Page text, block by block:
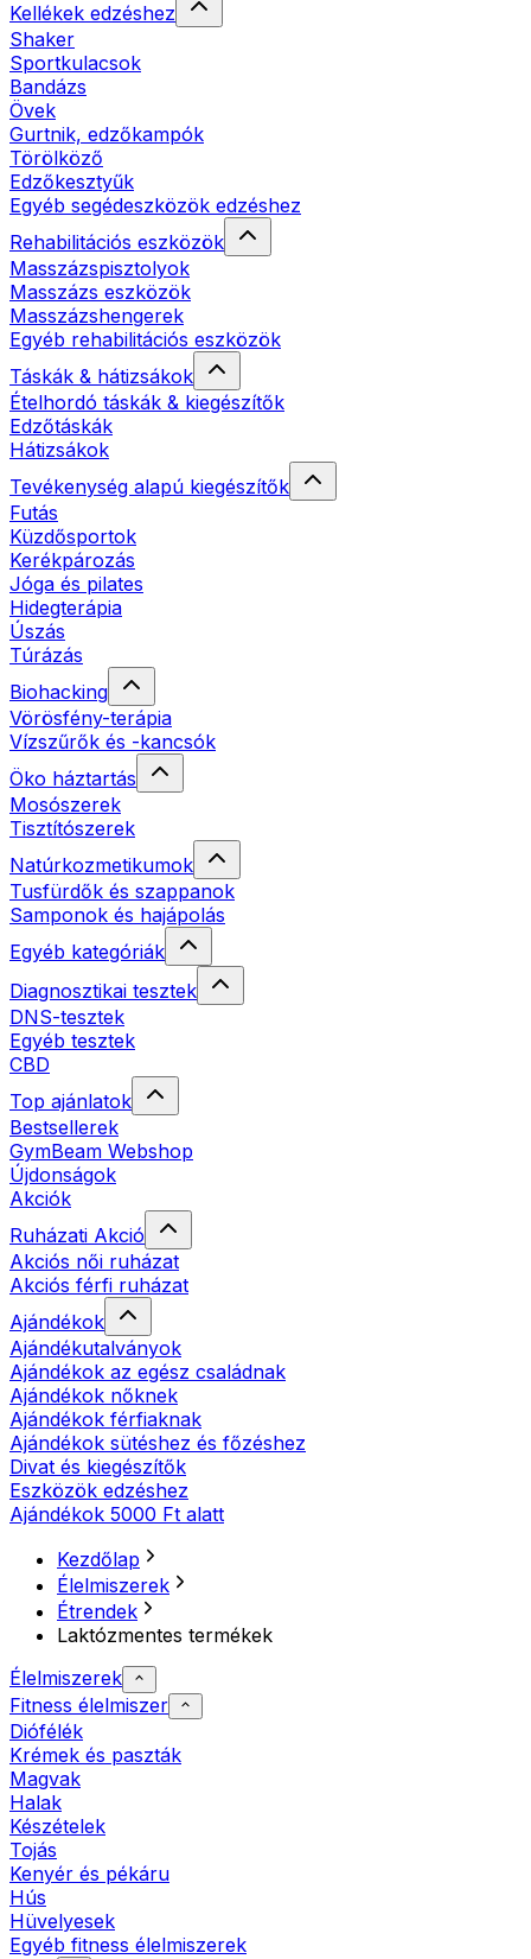
Kellékek edzéshez
Shaker
Sportkulacsok
Bandázs
Övek
Gurtnik, edzőkampók
Törölköző
Edzőkesztyűk
Egyéb segédeszközök edzéshez
Rehabilitációs eszközök
Masszázspisztolyok
Masszázs eszközök
Masszázshengerek
Egyéb rehabilitációs eszközök
Táskák & hátizsákok
Ételhordó táskák & kiegészítők
Edzőtáskák
Hátizsákok
Tevékenység alapú kiegészítők
Futás
Küzdősportok
Kerékpározás
Jóga és pilates
Hidegterápia
Úszás
Túrázás
Biohacking
Vörösfény-terápia
Vízszűrők és -kancsók
Öko háztartás
Mosószerek
Tisztítószerek
Natúrkozmetikumok
Tusfürdők és szappanok
Samponok és hajápolás
Egyéb kategóriák
Diagnosztikai tesztek
DNS-tesztek
Egyéb tesztek
CBD
Top ajánlatok
Bestsellerek
GymBeam Webshop
Újdonságok
Akciók
Ruházati Akció
Akciós női ruházat
Akciós férfi ruházat
Ajándékok
Ajándékutalványok
Ajándékok az egész családnak
Ajándékok nőknek
Ajándékok férfiaknak
Ajándékok sütéshez és főzéshez
Divat és kiegészítők
Eszközök edzéshez
Ajándékok 5000 Ft alatt
Kezdőlap
Élelmiszerek
Étrendek
Laktózmentes termékek
Élelmiszerek
Fitness élelmiszer
Diófélék
Krémek és paszták
Magvak
Halak
Készételek
Tojás
Kenyér és pékáru
Hús
Hüvelyesek
Egyéb fitness élelmiszerek